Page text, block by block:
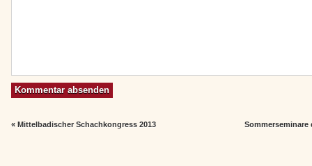
«Mittelbadischer Schachkongress 2013 Sommerseminare